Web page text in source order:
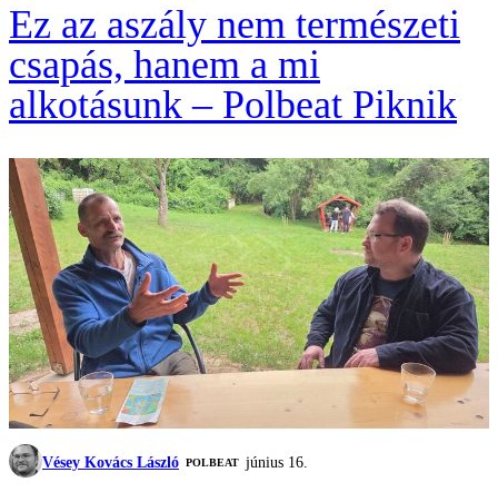
Ez az aszály nem természeti
csapás, hanem a mi
alkotásunk – Polbeat Piknik
Vésey Kovács László ‎POLBEAT június 16.